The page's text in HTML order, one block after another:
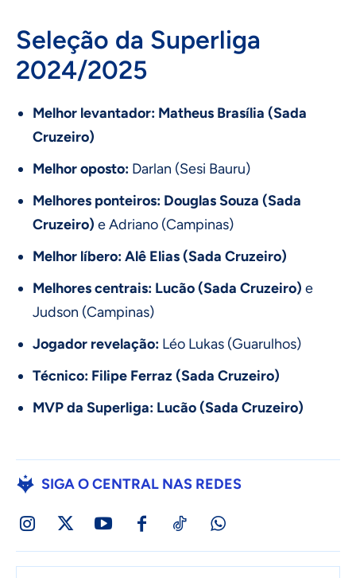
Seleção da Superliga
2024/2025
Melhor levantador: Matheus Brasília (Sada
Cruzeiro)
Melhor oposto: Darlan (Sesi Bauru)
Melhores ponteiros: Douglas Souza (Sada
Cruzeiro) e Adriano (Campinas)
Melhor líbero: Alê Elias (Sada Cruzeiro)
Melhores centrais: Lucão (Sada Cruzeiro) e
Judson (Campinas)
Jogador revelação: Léo Lukas (Guarulhos)
Técnico: Filipe Ferraz (Sada Cruzeiro)
MVP da Superliga: Lucão (Sada Cruzeiro)
SIGA O CENTRAL NAS REDES